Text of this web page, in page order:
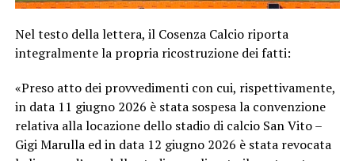
Nel testo della lettera, il Cosenza Calcio riporta
integralmente la propria ricostruzione dei fatti:
«Preso atto dei provvedimenti con cui, rispettivamente,
in data 11 giugno 2026 è stata sospesa la convenzione
relativa alla locazione dello stadio di calcio San Vito –
Gigi Marulla ed in data 12 giugno 2026 è stata revocata